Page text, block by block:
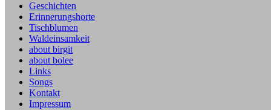
Geschichten
Erinnerungshorte
Tischblumen
Waldeinsamkeit
about birgit
about bolee
Links
Songs
Kontakt
Impressum